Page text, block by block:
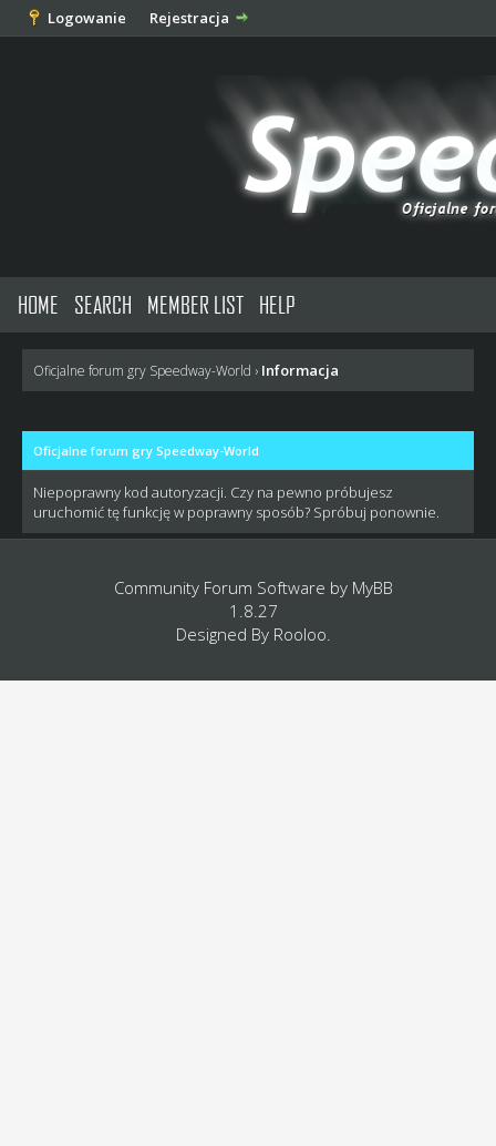
Logowanie Rejestracja
HOME SEARCH MEMBER LIST HELP
Oficjalne forum gry Speedway-World › Informacja
Oficjalne forum gry Speedway-World
Niepoprawny kod autoryzacji. Czy na pewno próbujesz
uruchomić tę funkcję w poprawny sposób? Spróbuj ponownie.
Community Forum Software by MyBB
1.8.27
Designed By Rooloo.